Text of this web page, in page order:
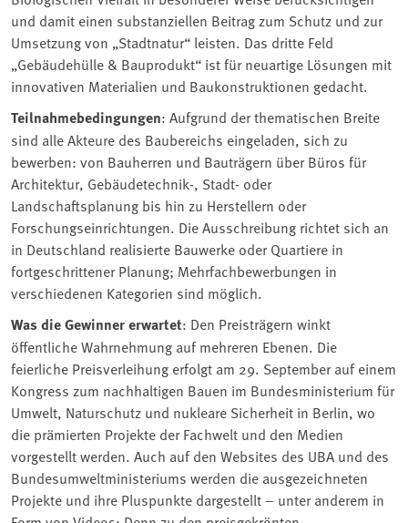
und damit einen substanziellen Beitrag zum Schutz und zur
Umsetzung von „Stadtnatur“ leisten. Das dritte Feld
„Gebäudehülle & Bauprodukt“ ist für neuartige Lösungen mit
innovativen Materialien und Baukonstruktionen gedacht.
Teilnahmebedingungen: Aufgrund der thematischen Breite
sind alle Akteure des Baubereichs eingeladen, sich zu
bewerben: von Bauherren und Bauträgern über Büros für
Architektur, Gebäudetechnik-, Stadt- oder
Landschaftsplanung bis hin zu Herstellern oder
Forschungseinrichtungen. Die Ausschreibung richtet sich an
in Deutschland realisierte Bauwerke oder Quartiere in
fortgeschrittener Planung; Mehrfachbewerbungen in
verschiedenen Kategorien sind möglich.
Was die Gewinner erwartet: Den Preisträgern winkt
öffentliche Wahrnehmung auf mehreren Ebenen. Die
feierliche Preisverleihung erfolgt am 29. September auf einem
Kongress zum nachhaltigen Bauen im Bundesministerium für
Umwelt, Naturschutz und nukleare Sicherheit in Berlin, wo
die prämierten Projekte der Fachwelt und den Medien
vorgestellt werden. Auch auf den Websites des UBA und des
Bundesumweltministeriums werden die ausgezeichneten
Projekte und ihre Pluspunkte dargestellt – unter anderem in